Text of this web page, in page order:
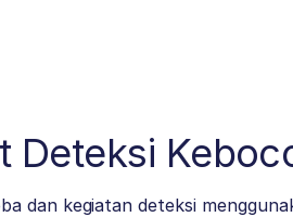
Deteksi
dan kegiatan deteksi